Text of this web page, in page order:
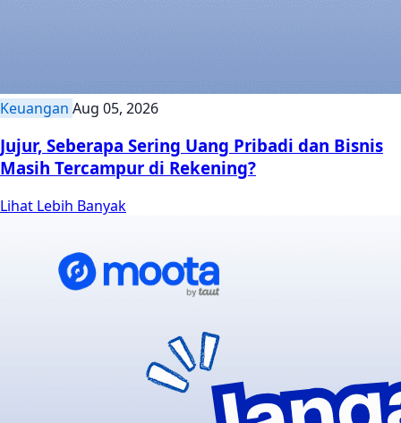
Keuangan Aug 05, 2026
Jujur, Seberapa Sering Uang Pribadi dan Bisnis
Masih Tercampur di Rekening?
Lihat Lebih Banyak